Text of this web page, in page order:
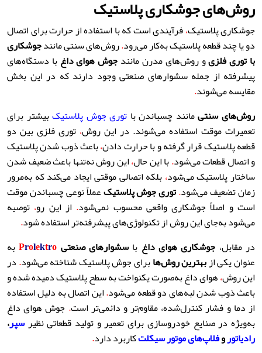
روش‌های جوشکاری پلاستیک
جوشکاری پلاستیک،فرآیندی است که با استفاده از حرارت برای اتصال
دو یا چند قطعه پلاستیک به‌کار می‌رود.روش‌های سنتی مانندجوشکاری
با توری فلزیو روش‌های مدرن مانندجوش هوای داغبا دستگاه‌های
پیشرفته از جمله سشوارهای صنعتی وجود دارند که در این بخش
مقایسه می‌شوند.
روش‌های سنتیمانند چسباندن با توری جوش پلاستیکبیشتر برای
تعمیرات موقت استفاده می‌شوند. در این روش، توری فلزی بین دو
قطعه پلاستیک قرار گرفته و با حرارت دادن،باعث ذوب شدن پلاستیک
و اتصال قطعات می‌شود.با این حال،این روش نه‌تنها باعث ضعیف شدن
ساختار پلاستیک می‌شود،بلکه اتصالی موقتی ایجاد می‌کند که به‌مرور
زمان تضعیف می‌شود.توری جوش پلاستیکعملاً نوعی چسباندن موقت
است و اصلاً جوشکاری واقعی محسوب نمی‌شود. از این رو، توصیه
می‌شود به‌جای این روش از تکنولوژی‌های پیشرفته‌تر استفاده شود.
در مقابل، جوشکاری هوای داغ باسشوارهای صنعتی rolektro
به
عنوان یکی ازبهترین روش‌هابرای جوش پلاستیک شناخته می‌شود.در
این روش،هوای داغ به‌صورت یکنواخت به سطح پلاستیک دمیده شده و
باعث ذوب شدن لبه‌های دو قطعه می‌شود.این اتصال به دلیل استفاده
از دما و فشار کنترل‌شده، مقاوم‌تر و دائمی‌تر است. جوش هوای داغ
به‌ویژه در صنایع خودروسازی برای تعمیر و تولید قطعاتی نظیرسپر،
رادیاتوروفلاپ‌های موتور سیکلتکاربرد دارد.